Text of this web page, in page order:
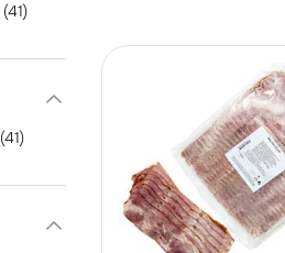
10.pizza
(41)
(41)